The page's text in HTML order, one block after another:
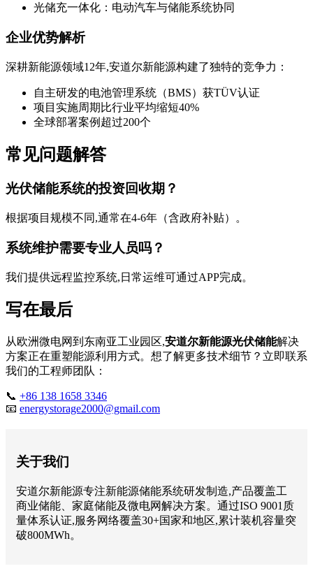
光储充一体化：电动汽车与储能系统协同
企业优势解析
深耕新能源领域12年,安道尔新能源构建了独特的竞争力：
自主研发的电池管理系统（BMS）获TÜV认证
项目实施周期比行业平均缩短40%
全球部署案例超过200个
常见问题解答
光伏储能系统的投资回收期？
根据项目规模不同,通常在4-6年（含政府补贴）。
系统维护需要专业人员吗？
我们提供远程监控系统,日常运维可通过APP完成。
写在最后
从欧洲微电网到东南亚工业园区,安道尔新能源光伏储能解决
方案正在重塑能源利用方式。想了解更多技术细节？立即联系
我们的工程师团队：
📞 +86 138 1658 3346
📧 energystorage2000@gmail.com
关于我们
安道尔新能源专注新能源储能系统研发制造,产品覆盖工
商业储能、家庭储能及微电网解决方案。通过ISO 9001质
量体系认证,服务网络覆盖30+国家和地区,累计装机容量突
破800MWh。